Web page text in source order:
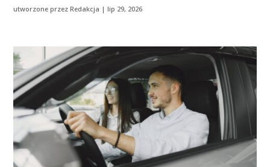
utworzone przezRedakcja |lip 29, 2026